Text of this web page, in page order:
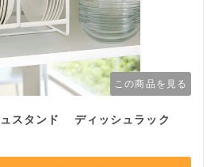
この商品を見る
スタンド ディッシュラック